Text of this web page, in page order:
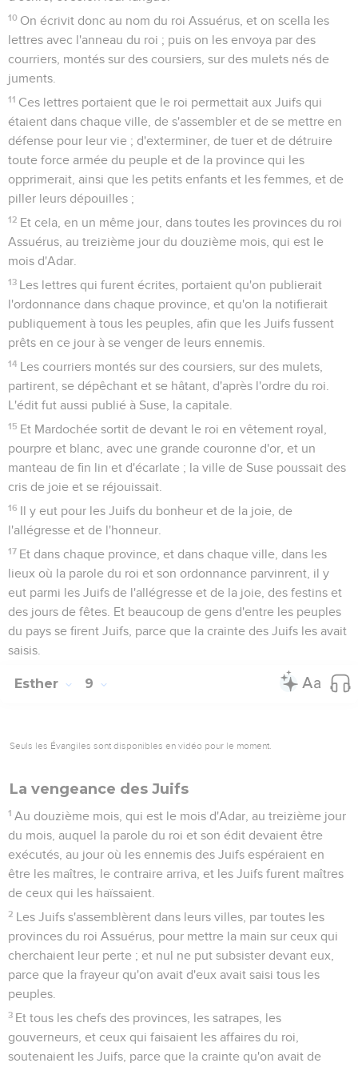
10 On écrivit donc au nom du roi Assuérus, et on scella les
lettres avec l'anneau du roi ; puis on les envoya par des
courriers, montés sur des coursiers, sur des mulets nés de
juments.
11 Ces lettres portaient que le roi permettait aux Juifs qui
étaient dans chaque ville, de s'assembler et de se mettre en
défense pour leur vie ; d'exterminer, de tuer et de détruire
toute force armée du peuple et de la province qui les
opprimerait, ainsi que les petits enfants et les femmes, et de
piller leurs dépouilles ;
12 Et cela, en un même jour, dans toutes les provinces du roi
Assuérus, au treizième jour du douzième mois, qui est le
mois d'Adar.
13 Les lettres qui furent écrites, portaient qu'on publierait
l'ordonnance dans chaque province, et qu'on la notifierait
publiquement à tous les peuples, afin que les Juifs fussent
prêts en ce jour à se venger de leurs ennemis.
14 Les courriers montés sur des coursiers, sur des mulets,
partirent, se dépêchant et se hâtant, d'après l'ordre du roi.
L'édit fut aussi publié à Suse, la capitale.
15 Et Mardochée sortit de devant le roi en vêtement royal,
pourpre et blanc, avec une grande couronne d'or, et un
manteau de fin lin et d'écarlate ; la ville de Suse poussait des
cris de joie et se réjouissait.
16 Il y eut pour les Juifs du bonheur et de la joie, de
l'allégresse et de l'honneur.
17 Et dans chaque province, et dans chaque ville, dans les
lieux où la parole du roi et son ordonnance parvinrent, il y
eut parmi les Juifs de l'allégresse et de la joie, des festins et
des jours de fêtes. Et beaucoup de gens d'entre les peuples
du pays se firent Juifs, parce que la crainte des Juifs les avait
saisis.
Esther 9
Seuls les Évangiles sont disponibles en vidéo pour le moment.
La vengeance des Juifs
1 Au douzième mois, qui est le mois d'Adar, au treizième jour
du mois, auquel la parole du roi et son édit devaient être
exécutés, au jour où les ennemis des Juifs espéraient en
être les maîtres, le contraire arriva, et les Juifs furent maîtres
de ceux qui les haïssaient.
2 Les Juifs s'assemblèrent dans leurs villes, par toutes les
provinces du roi Assuérus, pour mettre la main sur ceux qui
cherchaient leur perte ; et nul ne put subsister devant eux,
parce que la frayeur qu'on avait d'eux avait saisi tous les
peuples.
3 Et tous les chefs des provinces, les satrapes, les
gouverneurs, et ceux qui faisaient les affaires du roi,
soutenaient les Juifs, parce que la crainte qu'on avait de